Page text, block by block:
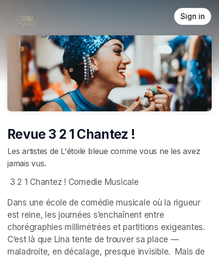
Sign in
Revue 3 2 1 Chantez !
Les artistes de L'étoile bleue comme vous ne les avez
jamais vus.
3 2 1 Chantez ! Comedie Musicale
Dans une école de comédie musicale où la rigueur
est reine, les journées s’enchaînent entre
chorégraphies millimétrées et partitions exigeantes.
C’est là que Lina tente de trouver sa place —
maladroite, en décalage, presque invisible.  Mais de